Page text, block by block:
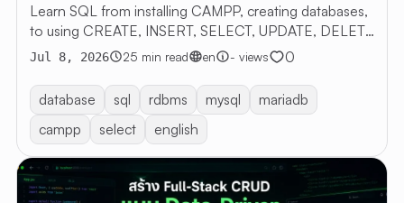
Learn SQL from installing CAMPP, creating databases,
to using CREATE, INSERT, SELECT, UPDATE, DELETE
with examples
Jul 8, 2026 25 min read en - views 0
database sql rdbms mysql
mariadb
campp
select english